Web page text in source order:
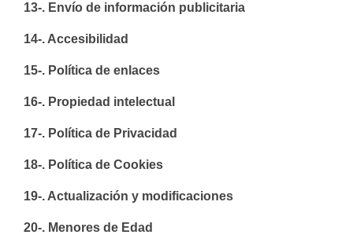
13-. Envío de información publicitaria
14-. Accesibilidad
15-. Política de enlaces
16-. Propiedad intelectual
17-. Política de Privacidad
18-. Política de Cookies
19-. Actualización y modificaciones
20-. Menores de Edad